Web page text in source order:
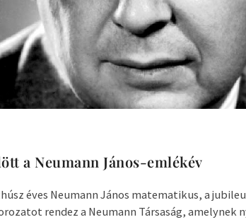
a Neumann János-emlékév
éves Neumann János matematikus, a
rendez a Neumann Társaság, amelynek